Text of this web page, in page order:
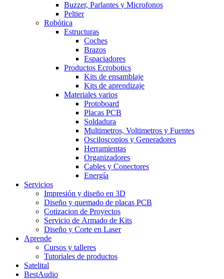
Buzzer, Parlantes y Microfonos
Peltier
Robótica
Estructuras
Coches
Brazos
Espaciadores
Productos Ecrobotics
Kits de ensamblaje
Kits de aprendizaje
Materiales varios
Protoboard
Placas PCB
Soldadura
Multimetros, Voltimetros y Fuentes
Osciloscopios y Generadores
Herramientas
Organizadores
Cables y Conectores
Energía
Servicios
Impresión y diseño en 3D
Diseño y quemado de placas PCB
Cotizacion de Proyectos
Servicio de Armado de Kits
Diseño y Corte en Laser
Aprende
Cursos y talleres
Tutoriales de productos
Satelital
BestAudio